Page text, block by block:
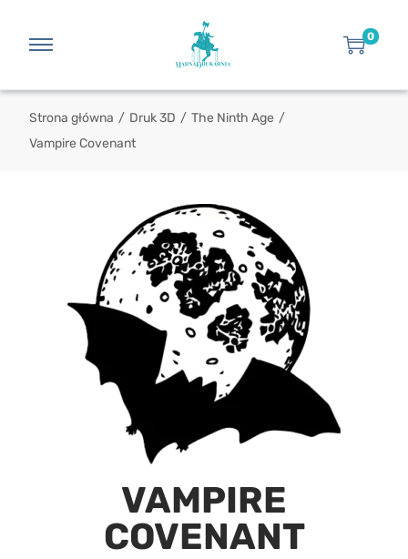
0
Strona główna / Druk 3D / The Ninth Age /
Vampire Covenant
VAMPIRE
COVENANT